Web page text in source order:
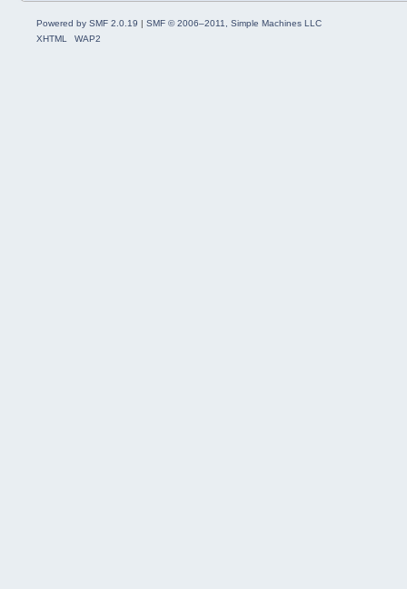
Powered by SMF 2.0.19 | SMF © 2006–2011, Simple Machines LLC
XHTML
WAP2